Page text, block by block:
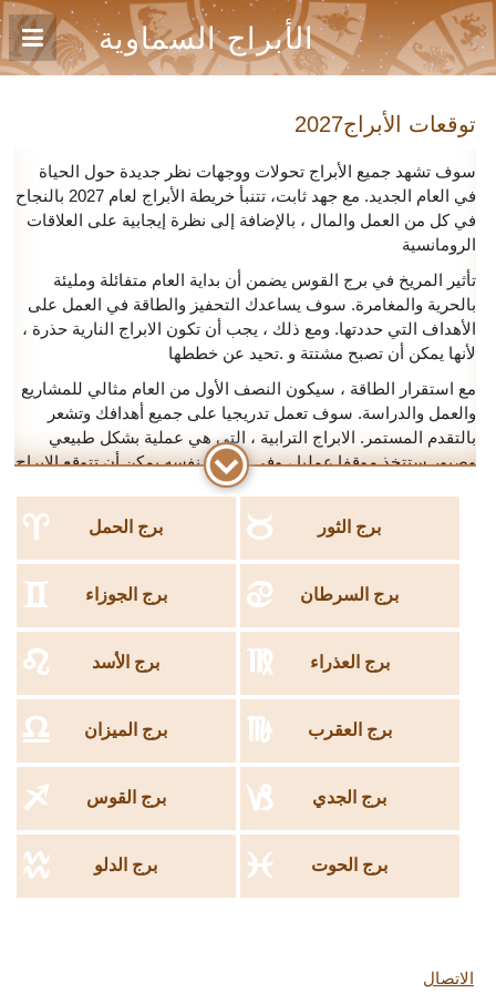
الأبراج السماوية
توقعات الأبراج2027
سوف تشهد جميع الأبراج تحولات ووجهات نظر جديدة حول الحياة
في العام الجديد. مع جهد ثابت، تتنبأ خريطة الأبراج لعام 2027 بالنجاح
في كل من العمل والمال ، بالإضافة إلى نظرة إيجابية على العلاقات
الرومانسية
تأثير المريخ في برج القوس يضمن أن بداية العام متفائلة ومليئة
بالحرية والمغامرة. سوف يساعدك التحفيز والطاقة في العمل على
الأهداف التي حددتها. ومع ذلك ، يجب أن تكون الابراج النارية حذرة ،
لأنها يمكن أن تصبح مشتتة و .تحيد عن خططها
مع استقرار الطاقة ، سيكون النصف الأول من العام مثالي للمشاريع
والعمل والدراسة. سوف تعمل تدريجيا على جميع أهدافك وتشعر
بالتقدم المستمر. الابراج الترابية ، التي هي عملية بشكل طبيعي
وصبور ستتخذ موقفا عمليا ، وفي الوقت نفسه يمكن أن تتوقع الابراج
المائية نتائج ممتازة. إن الثروة والمتعة سيكونان علامة على هذه
مرهقا. قد تشعر الابراج الهوائية بالإرهاق والقلق إذا لم تأخذ استراحة.
يتحول المشتري إلى الوراء في الخريف ، والذي سيكون من الصعب
بشكل خاص على برج الأسد و برج الدلو الذين لن يروا ثمار عملهم
ويمكن أن يصبحوا مكتئبين. لكن هذا التوتر سيساعدهم على تغيير
حياتهم للأفضل. من ناحية أخرى ، فإن الحظ يفضل الابراج الترابية ،
سيكون للمريخ تأثير في نهاية العام ، ولكن هذه المرة على برج
السرطان ، مما يسبب الرغبة في بناء القيم العائلية. إن لطف البرج
وطاقة الكوكب الناري سيؤدي إلى زيادة الحساسية. سوف تقضي
بعض الوقت مع أحبائك وسيملأ عميقا مشاعر روحك
برج الحمل a برج الثور b
برج الجوزاء c برج السرطان d
برج الأسد e برج العذراء f
برج الميزان g برج العقرب h
برج القوس i برج الجدي j
برج الدلو k برج الحوت l
الاتصال